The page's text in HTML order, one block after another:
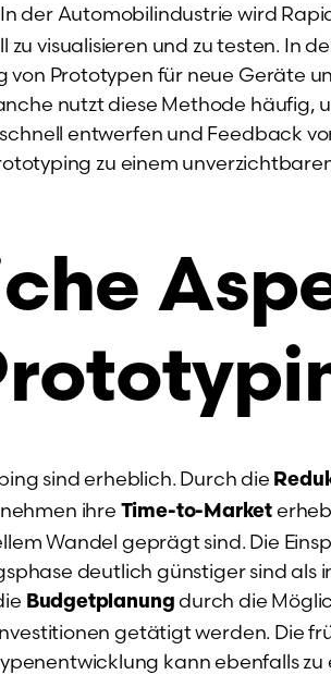
der Automobilindustrie wird
visualisieren und zu testen. In
Prototypen für neue Geräte
nutzt diese Methode häufig,
entwerfen und Feedback
zu einem
sind erheblich. Durch die
ihre Time-to-Market
Wandel geprägt sind. Die
deutlich günstiger sind als
Budgetplanung durch die
getätigt werden. Die
kann ebenfalls zu